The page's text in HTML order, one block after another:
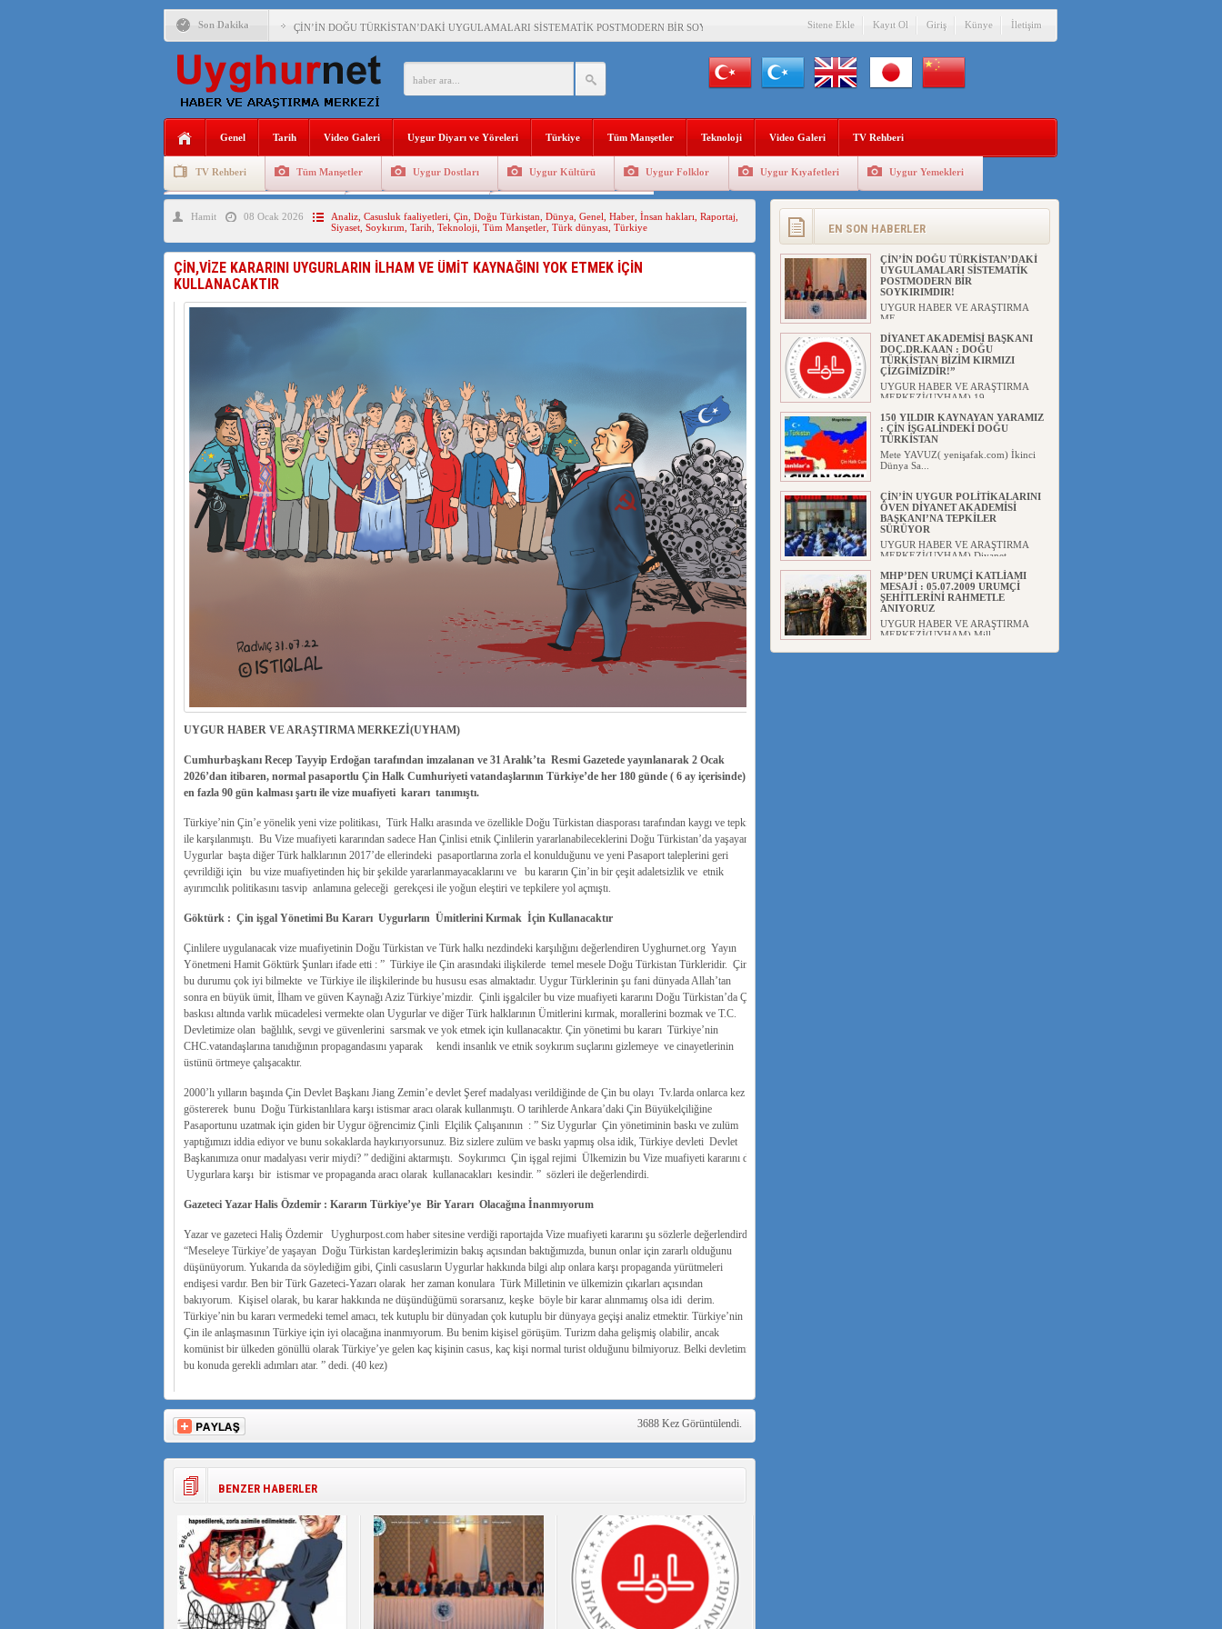
Son Dakika ÇİN’İN DOĞU TÜRKİSTAN’DAKİ UYGULAMALARI SİSTEMATİK POSTMODERN BİR SOYKIRIMDIR!
DİYANET AKADEMİSİ BAŞKANI DOÇ.DR.KAAN : DOĞU TÜRKİSTAN BİZİM KIRMIZI ÇİZGİMİZDİR!”
ÇİN’İN UYGUR POLİTİKALARINI ÖVEN DİYANET AKADEMİSİ BAŞKANI’NA TEPKİLER SÜRÜYOR
MHP’DEN URUMÇİ KATLİAMI MESAJİ : 05.07.2009 URUMÇİ ŞEHİTLERİNİ RAHMETLE ANIYORUZ
İŞGALCİ ÇİN’DEN “FETİHLER SULTANI MEHMET”DİZİSİNE GARİP SANSÜR VE HADSIZ İHTAR
SAADET PARTİSİ İLÇE BAŞKANI : TEMMUZ AYI,DOĞU TÜRKİSTAN İÇİN KATLİAM AYI DEĞİLDİR !
Sitene Ekle Kayıt Ol Giriş Künye İletişim
Genel Tarih Video Galeri Uygur Diyarı ve Yöreleri Türkiye Tüm Manşetler Teknoloji Video Galeri TV Rehberi
TV Rehberi Tüm Manşetler Uygur Dostları Uygur Kültürü Uygur Folklor Uygur Kıyafetleri Uygur Yemekleri
Uygurlarda Düğün ve Cenaze
Hamit 08 Ocak 2026 Analiz, Casusluk faaliyetleri Çin Doğu Türkistan Dünya, Genel Haber, İnsan hakları Raportaj
Siyaset, Soykırım Tarih Teknoloji Tüm Manşetler, Türk dünyası Türkiye
ÇİN,VİZE KARARINI UYGURLARIN İLHAM VE ÜMİT KAYNAĞINI YOK ETMEK İÇİN
KULLANACAKTIR
UYGUR HABER VE ARAŞTIRMA MERKEZİ(UYHAM)
Cumhurbaşkanı Recep Tayyip Erdoğan tarafından imzalanan ve 31 Aralık’ta Resmi Gazetede yayınlanarak 2 Ocak
2026’dan itibaren, normal pasaportlu Çin Halk Cumhuriyeti vatandaşlarının Türkiye’de her 180 günde ( 6 ay içerisinde)
en fazla 90 gün kalması şartı ile vize muafiyeti kararı tanımıştı.
Türkiye’nin Çin’e yönelik yeni vize politikası, Türk Halkı arasında ve özellikle Doğu Türkistan diasporası tarafından kaygı ve tepki
ile karşılanmıştı. Bu Vize muafiyeti kararından sadece Han Çinlisi etnik Çinlilerin yararlanabileceklerini Doğu Türkistan’da yaşayan
Uygurlar başta diğer Türk halklarının 2017’de ellerindeki pasaportlarına zorla el konulduğunu ve yeni Pasaport taleplerini geri
çevrildiği için bu vize muafiyetinden hiç bir şekilde yararlanmayacaklarını ve bu kararın Çin’in bir çeşit adaletsizlik ve etnik
ayırımcılık politikasını tasvip anlamına geleceği gerekçesi ile yoğun eleştiri ve tepkilere yol açmıştı.
Göktürk : Çin işgal Yönetimi Bu Kararı Uygurların Ümitlerini Kırmak İçin Kullanacaktır
Çinlilere uygulanacak vize muafiyetinin Doğu Türkistan ve Türk halkı nezdindeki karşılığını değerlendiren Uyghurnet.org Yayın
Yönetmeni Hamit Göktürk Şunları ifade etti : ” Türkiye ile Çin arasındaki ilişkilerde temel mesele Doğu Türkistan Türkleridir. Çin
bu durumu çok iyi bilmekte ve Türkiye ile ilişkilerinde bu hususu esas almaktadır. Uygur Türklerinin şu fani dünyada Allah’tan
sonra en büyük ümit, İlham ve güven Kaynağı Aziz Türkiye’mizdir. Çinli işgalciler bu vize muafiyeti kararını Doğu Türkistan’da Çin
baskısı altında varlık mücadelesi vermekte olan Uygurlar ve diğer Türk halklarının Ümitlerini kırmak, morallerini bozmak ve T.C.
Devletimize olan bağlılık, sevgi ve güvenlerini sarsmak ve yok etmek için kullanacaktır. Çin yönetimi bu kararı Türkiye’nin
CHC.vatandaşlarına tanıdığının propagandasını yaparak kendi insanlık ve etnik soykırım suçlarını gizlemeye ve cinayetlerinin
üstünü örtmeye çalışacaktır.
2000’lı yılların başında Çin Devlet Başkanı Jiang Zemin’e devlet Şeref madalyası verildiğinde de Çin bu olayı Tv.larda onlarca kez
göstererek bunu Doğu Türkistanlılara karşı istismar aracı olarak kullanmıştı. O tarihlerde Ankara’daki Çin Büyükelçiliğine
Pasaportunu uzatmak için giden bir Uygur öğrencimiz Çinli Elçilik Çalışanının : ” Siz Uygurlar Çin yönetiminin baskı ve zulüm
yaptığımızı iddia ediyor ve bunu sokaklarda haykırıyorsunuz. Biz sizlere zulüm ve baskı yapmış olsa idik, Türkiye devleti Devlet
Başkanımıza onur madalyası verir miydi? ” dediğini aktarmıştı. Soykırımcı Çin işgal rejimi Ülkemizin bu Vize muafiyeti kararını de
Uygurlara karşı bir istismar ve propaganda aracı olarak kullanacakları kesindir. ” sözleri ile değerlendirdi.
Gazeteci Yazar Halis Özdemir : Kararın Türkiye’ye Bir Yararı Olacağına İnanmıyorum
Yazar ve gazeteci Haliş Özdemir Uyghurpost.com haber sitesine verdiği raportajda Vize muafiyeti kararını şu sözlerle değerlendirdi :
“Meseleye Türkiye’de yaşayan Doğu Türkistan kardeşlerimizin bakış açısından baktığımızda, bunun onlar için zararlı olduğunu
düşünüyorum. Yukarıda da söylediğim gibi, Çinli casusların Uygurlar hakkında bilgi alıp onlara karşı propaganda yürütmeleri
endişesi vardır. Ben bir Türk Gazeteci-Yazarı olarak her zaman konulara Türk Milletinin ve ülkemizin çıkarları açısından
bakıyorum. Kişisel olarak, bu karar hakkında ne düşündüğümü sorarsanız, keşke böyle bir karar alınmamış olsa idi derim.
Türkiye’nin bu kararı vermedeki temel amacı, tek kutuplu bir dünyadan çok kutuplu bir dünyaya geçişi analiz etmektir. Türkiye’nin
Çin ile anlaşmasının Türkiye için iyi olacağına inanmıyorum. Bu benim kişisel görüşüm. Turizm daha gelişmiş olabilir, ancak
komünist bir ülkeden gönüllü olarak Türkiye’ye gelen kaç kişinin casus, kaç kişi normal turist olduğunu bilmiyoruz. Belki devletimiz
bu konuda gerekli adımları atar. ” dedi. (40 kez)
3688 Kez Görüntülendi.
BENZER HABERLER
EN SON HABERLER
ANAHTAR PARTİ GENEL
BAŞKANI AĞIRALİOĞLU : ÇİN’İN
UYGUR SOYKIRIMI BİR
HAKİKATTIR!
UYGUR HABER VE ARAŞTIRMA
ÇİN’İN DOĞU TÜRKİSTAN’DAKİ
UYGULAMALARI SİSTEMATİK
POSTMODERN BİR
SOYKIRIMDIR!
UYGUR HABER VE ARAŞTIRMA
ME...
DİYANET AKADEMİSİ BAŞKANI
DOÇ.DR.KAAN : DOĞU
TÜRKİSTAN BİZİM KIRMIZI
ÇİZGİMİZDİR!”
UYGUR HABER VE ARAŞTIRMA
MERKEZİ(UYHAM) 19...
150 YILDIR KAYNAYAN YARAMIZ
: ÇİN İŞGALİNDEKİ DOĞU
TÜRKİSTAN
Mete YAVUZ( yenişafak.com) İkinci
Dünya Sa...
ÇİN’İN UYGUR POLİTİKALARINI
ÖVEN DİYANET AKADEMİSİ
BAŞKANI’NA TEPKİLER
SÜRÜYOR
UYGUR HABER VE ARAŞTIRMA
MERKEZİ(UYHAM) Diyanet
MHP’DEN URUMÇİ KATLİAMI
MESAJİ : 05.07.2009 URUMÇİ
ŞEHİTLERİNİ RAHMETLE
ANIYORUZ
UYGUR HABER VE ARAŞTIRMA
MERKEZİ(UYHAM) Mill...
ÇİN’İN ANKARA BÜYÜKELÇİSİ